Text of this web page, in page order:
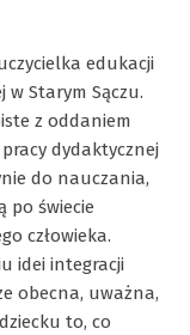
edukacji
Starym Sączu.
z oddaniem
pracy dydaktycznej
do nauczania,
po świecie
człowieka.
idei integracji
obecna, uważna,
to, co